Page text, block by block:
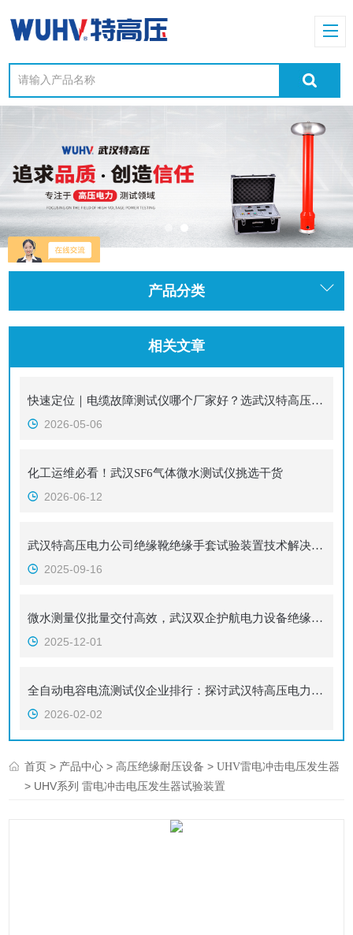
产品分类
相关文章
快速定位｜电缆故障测试仪哪个厂家好？选武汉特高压，技术品质服务三位一体
2026-05-06
化工运维必看！武汉SF6气体微水测试仪挑选干货
2026-06-12
武汉特高压电力公司绝缘靴绝缘手套试验装置技术解决方案与行业应用
2025-09-16
微水测量仪批量交付高效，武汉双企护航电力设备绝缘安全
2025-12-01
全自动电容电流测试仪企业排行：探讨武汉特高压电力的技术方案与实践
2026-02-02
首页 > 产品中心 >高压绝缘耐压设备 >UHV雷电冲击电压发生器
> UHV系列 雷电冲击电压发生器试验装置